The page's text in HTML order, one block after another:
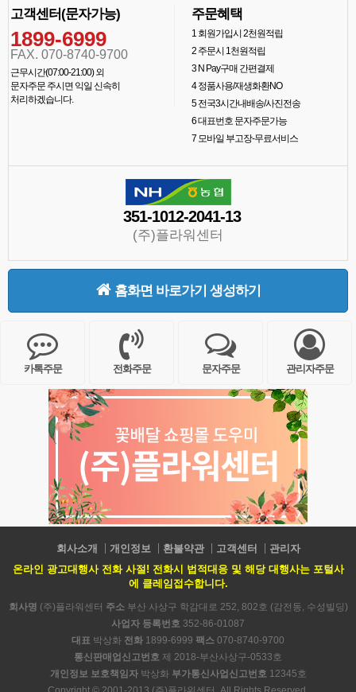
고객센터(문자가능)
1899-6999
FAX. 070-8740-9700
근무시간(07:00-21:00) 외
문자주문 주시면 익일 신속히
처리하겠습니다.
주문혜택
1회원가입시 2천원적립
2주문시 1천원적립
3N Pay구매 간편결제
4정품사용/재생화환NO
5전국3시간내배송/사진전송
6대표번호 문자주문가능
7모바일 부고장-무료서비스
351-1012-2041-13
(주)플라워센터
홈화면 바로가기 생성하기
카톡주문 전화주문 문자주문 관리자주문
회사소개 개인정보 환불약관 고객센터
관리자
온라인 광고대행사 전화 사절! 전화시 법적대응 및 해당 대행사는 포털사
에 클레임접수합니다.
회사명 (주)플라워센터 주소부산 사상구 학감대로 252, 802호 (감전동, 수성빌딩)
사업자 등록번호 352-86-01087
대표 박상화 전화 1899-6999 팩스 070-8740-9700
통신판매업신고번호 제 2018-부산사상구-0533호
개인정보 보호책임자박상화 부가통신사업신고번호12345호